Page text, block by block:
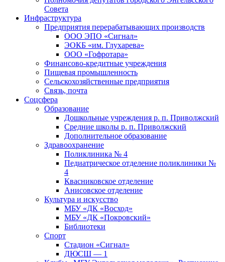
Совета
Инфраструктура
Предприятия перерабатывающих производств
ООО ЭПО «Сигнал»
ЭОКБ «им. Глухарева»
ООО «Гофротара»
Финансово-кредитные учреждения
Пищевая промышленность
Сельскохозяйственные предприятия
Связь, почта
Соцсфера
Образование
Дошкольные учреждения р. п. Приволжский
Средние школы р. п. Приволжский
Дополнительное образование
Здравоохранение
Поликлиника № 4
Педиатрическое отделение поликлиники №
4
Квасниковское отделение
Анисовское отделение
Культура и искусство
МБУ «ДК «Восход»
МБУ «ДК «Покровский»
Библиотеки
Спорт
Стадион «Сигнал»
ДЮСШ — 1